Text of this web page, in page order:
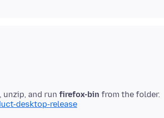
and run firefox-bin
desktop-release